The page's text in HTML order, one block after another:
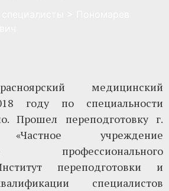
медицинский
году по специальности
Прошел переподготовку г.
«Частное учреждение
профессионального
переподготовки и
специалистов